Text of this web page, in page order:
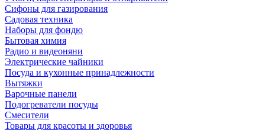
Сифоны для газирования
Садовая техника
Наборы для фондю
Бытовая химия
Радио и видеоняни
Электрические чайники
Посуда и кухонные принадлежности
Вытяжки
Варочные панели
Подогреватели посуды
Смесители
Товары для красоты и здоровья